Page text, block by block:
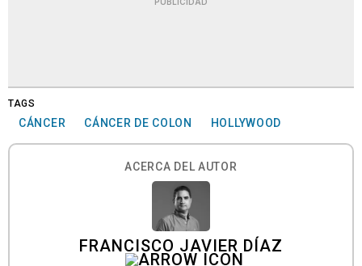
TAGS
CÁNCER CÁNCER DE COLON HOLLYWOOD
ACERCA DEL AUTOR
FRANCISCO JAVIER DÍAZ